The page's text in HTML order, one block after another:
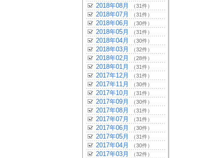
2018年08月 （31件）
2018年07月 （31件）
2018年06月 （30件）
2018年05月 （31件）
2018年04月 （30件）
2018年03月 （32件）
2018年02月 （28件）
2018年01月 （31件）
2017年12月 （31件）
2017年11月 （30件）
2017年10月 （31件）
2017年09月 （30件）
2017年08月 （31件）
2017年07月 （31件）
2017年06月 （30件）
2017年05月 （31件）
2017年04月 （30件）
2017年03月 （32件）